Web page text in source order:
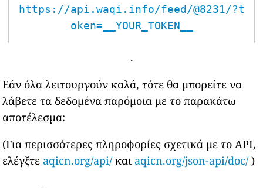
https://api.waqi.info/feed/@8231/?t
oken=__YOUR_TOKEN__
.
Εάν όλα λειτουργούν καλά, τότε θα μπορείτε να
λάβετε τα δεδομένα παρόμοια με το παρακάτω
αποτέλεσμα:
(Για περισσότερες πληροφορίες σχετικά με το API,
ελέγξτε aqicn.org/api/ και aqicn.org/json-api/doc/ )